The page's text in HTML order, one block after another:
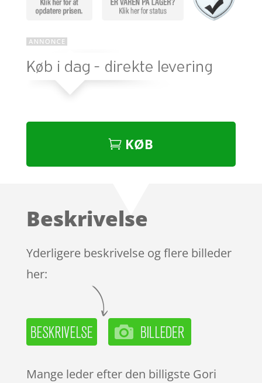
KØB
Beskrivelse
Yderligere beskrivelse og flere billeder
her:
Mange leder efter den billigste Gori